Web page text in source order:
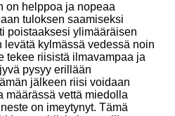
on helppoa ja nopeaa
tuloksen saamiseksi
poistaaksesi ylimääräisen
levätä kylmässä vedessä noin
tekee riisistä ilmavampaa ja
pysyy erillään
jälkeen riisi voidaan
määrässä vettä miedolla
on imeytynyt. Tämä